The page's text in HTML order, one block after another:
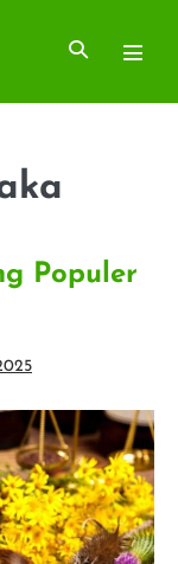
Toggle
Populer